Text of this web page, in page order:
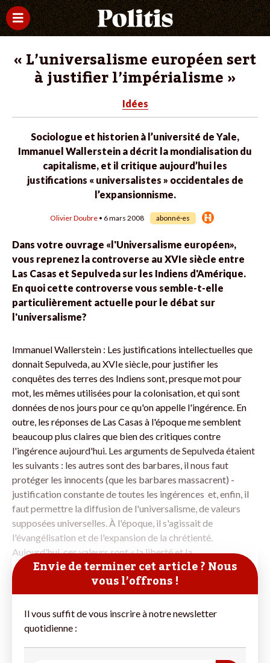
« L’universalisme européen sert
à justifier l’impérialisme »
Idées
Sociologue et historien à l’université de Yale,
Immanuel Wallerstein a décrit la mondialisation du
capitalisme, et il critique aujourd’hui les
justifications « universalistes » occidentales de
l’expansionnisme.
Olivier Doubre • 6 mars 2008 abonné·es
Dans votre ouvrage «l'Universalisme européen»,
vous reprenez la controverse au XVIe siècle entre
Las Casas et Sepulveda sur les Indiens d'Amérique.
En quoi cette controverse vous semble-t-elle
particulièrement actuelle pour le débat sur
l'universalisme?
Immanuel Wallerstein : Les justifications intellectuelles que
donnait Sepulveda, au XVIe siècle, pour justifier les
conquêtes des terres des Indiens sont, presque mot pour
mot, les mêmes utilisées pour la colonisation, et qui sont
données de nos jours pour ce qu'on appelle l'ingérence. En
outre, les réponses de Las Casas à l'époque me semblent
beaucoup plus claires que bien des critiques contre
l'ingérence aujourd'hui. Les arguments de Sepulveda étaient
les suivants : les autres sont des barbares, il nous faut
protéger les innocents (que les barbares massacrent) ­
justification constante de toutes les ingérences ­ et, enfin, il
faut permettre la diffusion de l'universalisme, de valeurs
supposées universelles. À l'époque, il s'agissait de
l'évangélisation et de l'expansion de la chrétienté.
Aujourd'hui, ces valeurs sont « la liberté et la
Envie de terminer cet article ? Nous
vous l’offrons !
Il vous suffit de vous inscrire à notre newsletter
quotidienne :